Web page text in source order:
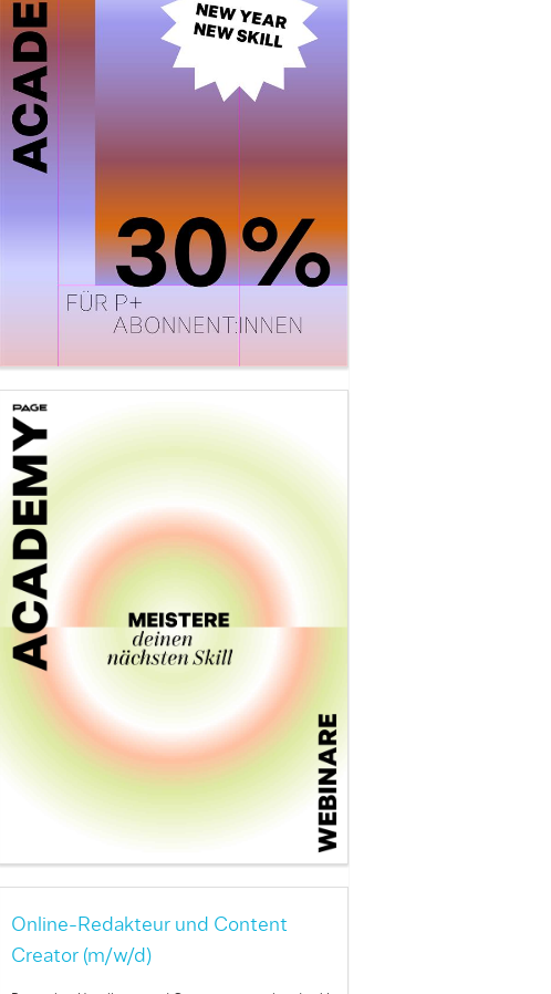
Online-Redakteur und Content
Creator (m/w/d)